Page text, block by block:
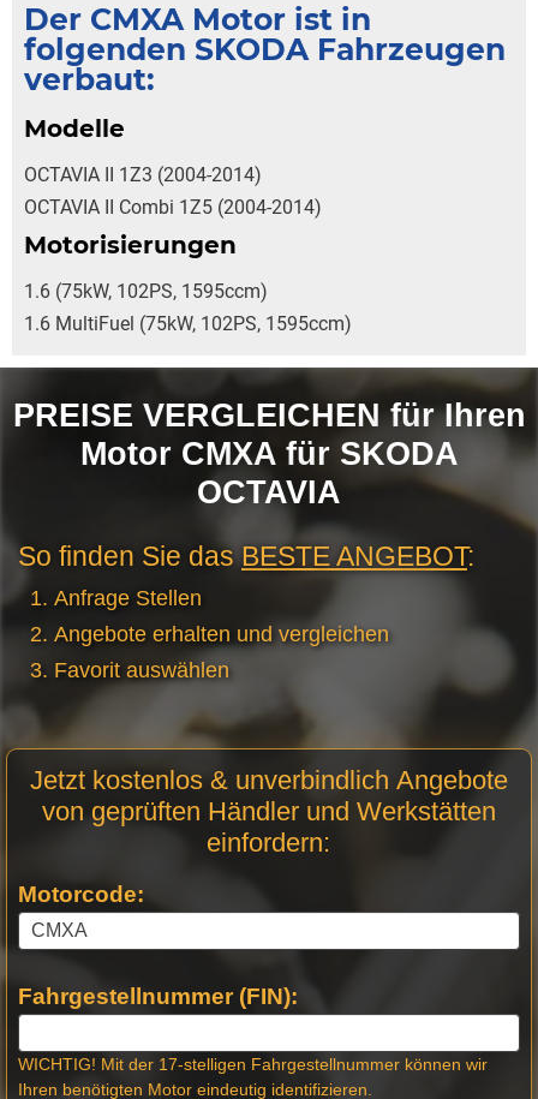
Der CMXA Motor ist in
folgenden SKODA Fahrzeugen
verbaut:
Modelle
OCTAVIA II 1Z3 (2004-2014)
OCTAVIA II Combi 1Z5 (2004-2014)
Motorisierungen
1.6 (75kW, 102PS, 1595ccm)
1.6 MultiFuel (75kW, 102PS, 1595ccm)
PREISE VERGLEICHEN für Ihren
Motor CMXA für SKODA
OCTAVIA
So finden Sie das BESTE ANGEBOT:
Anfrage Stellen
Angebote erhalten und vergleichen
Favorit auswählen
Anfrage
Stellen
Jetzt kostenlos & unverbindlich Angebote
von geprüften Händler und Werkstätten
einfordern:
Motorcode:
Fahrgestellnummer (FIN):
WICHTIG! Mit der 17-stelligen Fahrgestellnummer können wir
Ihren benötigten Motor eindeutig identifizieren.